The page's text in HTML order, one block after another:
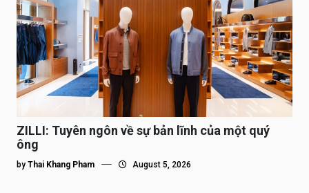
ZILLI: Tuyên ngôn về sự bản lĩnh của một quý
ông
by Thai Khang Pham August 5, 2026